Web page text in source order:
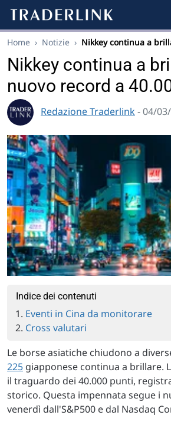
Home › Notizie › Nikkey continua a
Nikkey continua a
nuovo record a
Redazione Traderlink - 04/
Indice dei contenuti
Eventi in Cina da monitorare
Cross valutari
Le borse asiatiche chiudono a
225 giapponese continua a brillare.
il traguardo dei 40.000 punti,
storico. Questa impennata segue i
venerdì dall'S&P500 e dal Nasdaq